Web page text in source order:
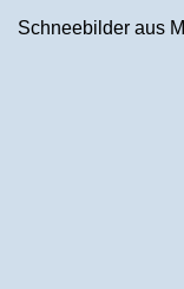
Schneebilder aus